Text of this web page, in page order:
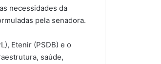
necessidades da
pela senadora.
Etenir (PSDB) e o
saúde,